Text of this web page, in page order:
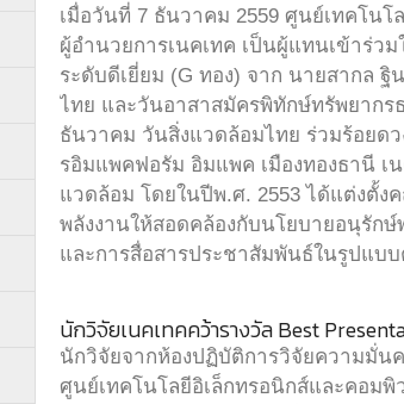
เมื่อวันที่ 7 ธันวาคม 2559 ศูนย์เทคโน
ผู้อำนวยการเนคเทค เป็นผู้แทนเข้าร่ว
ระดับดีเยี่ยม (G ทอง) จาก นายสากล
ไทย และวันอาสาสมัครพิทักษ์ทรัพยากร
ธันวาคม วันสิ่งแวดล้อมไทย ร่วมร้อยด
รอิมแพคฟอรัม อิมแพค เมืองทองธานี เ
แวดล้อม โดยในปีพ.ศ. 2553 ได้แต่งตั้ง
พลังงานให้สอดคล้องกับนโยบายอนุรักษ์
และการสื่อสารประชาสัมพันธ์ในรูปแบบ
นักวิจัยเนคเทคคว้ารางวัล Best
นักวิจัยจากห้องปฏิบัติการวิจัยความมั่น
ศูนย์เทคโนโลยีอิเล็กทรอนิกส์และคอมพิ